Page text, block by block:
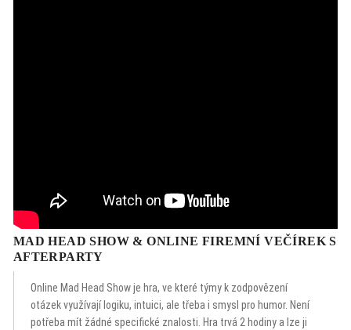
MAD HEAD SHOW & ONLINE FIREMNÍ VEČÍREK S
AFTERPARTY
Online Mad Head Show je hra, ve které týmy k zodpovězení
otázek využívají logiku, intuici, ale třeba i smysl pro humor. Není
potřeba mít žádné specifické znalosti. Hra trvá 2 hodiny a lze ji